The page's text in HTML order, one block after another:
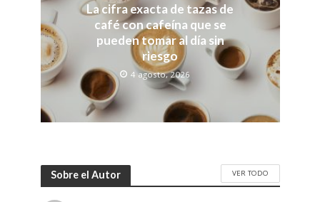
La cifra exacta de tazas de
café con cafeína que se
pueden tomar al día sin
riesgo
4 agosto, 2026
Sobre el Autor VER TODO